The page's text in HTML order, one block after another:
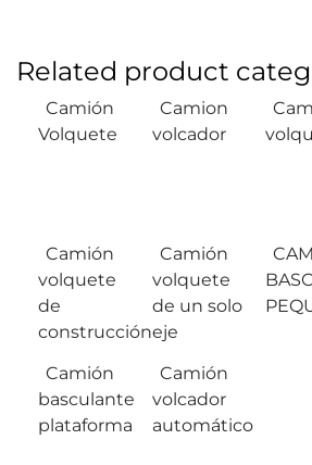
Related product
Camión
Volquete
Camion
volcador
Camión
volquete
de
construcción
Camión
volquete
de un solo
eje
Camión
basculante
plataforma
Camión
volcador
automático